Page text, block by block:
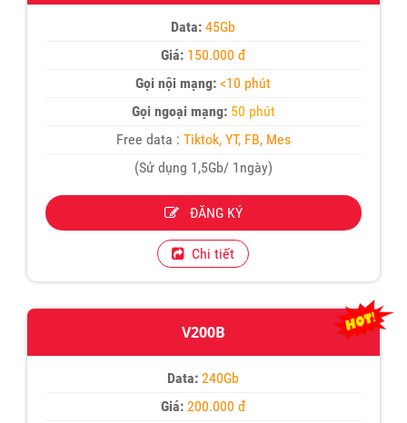
Data: 45Gb
Giá: 150.000 đ
Gọi nội mạng: <10 phút
Gọi ngoại mạng: 50 phút
Free data : Tiktok, YT, FB, Mes
(Sử dụng 1,5Gb/ 1ngày)
ĐĂNG KÝ
Chi tiết
V200B
Data: 240Gb
Giá:200.000 đ